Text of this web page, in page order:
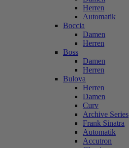
Herren
Automatik
Boccia
Damen
Herren
Boss
Damen
Herren
Bulova
Herren
Damen
Curv
Archive Series
Frank Sinatra
Automatik
Accutron